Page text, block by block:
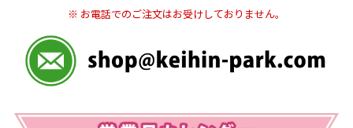
※ お電話でのご注文はお受けしておりません。